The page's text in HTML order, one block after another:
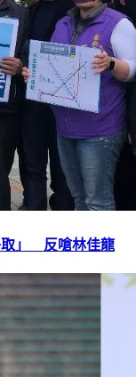
取」 反嗆林佳龍